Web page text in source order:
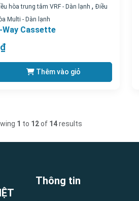
hòa trung tâm VRF - Dàn lạnh , Điều
Multi - Dàn lạnh
Way Cassette
Thêm vào giỏ
1 to 12of 14results
Thông tin